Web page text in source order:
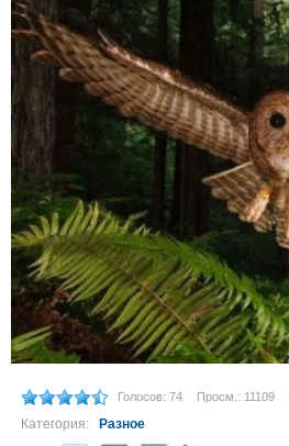
Голосов: 74 Просм.: 11109
Категория: Разное